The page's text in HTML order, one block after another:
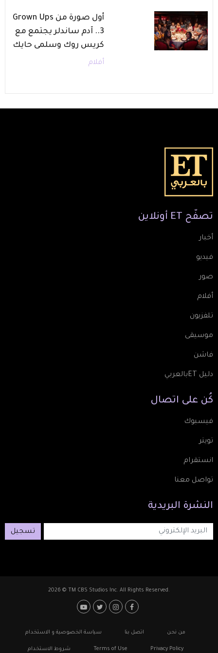
أول صورة من Grown Ups
3.. آدم ساندلر يجتمع مع
كريس روك وسلمى حايك
أفلام
تصفّح ET أونلاين
أخبار
فيديو
صور
أفلام
تلفزيون
موسيقى
فاشن
دليل ETبالعربي
كُن على اتصال
فيسبوك
تويتر
انستقرام
تواصل معنا
النشرة البريدية
تسجيل
2026 © TM CBS Studios Inc. All Rights Reserved.
Footer: Social Media
Footerمن نحن اتصل بنا سياسة الخصوصية و الاستخدام
Privacy Policy
Terms of Use شروط الاستخدام